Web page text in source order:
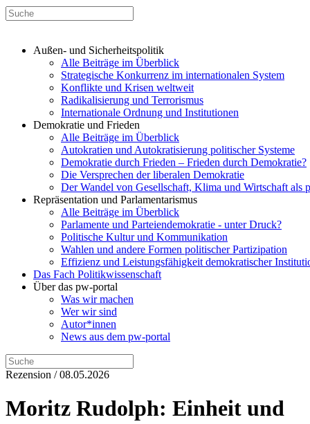
Außen- und Sicherheitspolitik
Alle Beiträge im Überblick
Strategische Konkurrenz im internationalen System
Konflikte und Krisen weltweit
Radikalisierung und Terrorismus
Internationale Ordnung und Institutionen
Demokratie und Frieden
Alle Beiträge im Überblick
Autokratien und Autokratisierung politischer Systeme
Demokratie durch Frieden – Frieden durch Demokratie?
Die Versprechen der liberalen Demokratie
Der Wandel von Gesellschaft, Klima und Wirtschaft als
Repräsentation und Parlamentarismus
Alle Beiträge im Überblick
Parlamente und Parteiendemokratie - unter Druck?
Politische Kultur und Kommunikation
Wahlen und andere Formen politischer Partizipation
Effizienz und Leistungsfähigkeit demokratischer
Das Fach Politikwissenschaft
Über das pw-portal
Was wir machen
Wer wir sind
Autor*innen
News aus dem pw-portal
Rezension / 08.05.2026
Moritz Rudolph: Einheit und